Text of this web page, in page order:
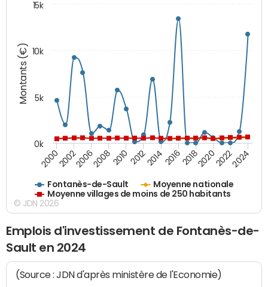
Montants (€)
Fontanès-de-Sault
Moyenne nationale
Moyenne villages de moins de 250 habitants
20002002200620082010 2012201420162018202020222024
0k
5k
10k
15k
© JDN 2026
Emplois d'investissement de Fontanès-de-
Sault en 2024
(Source : JDN d'après ministère de l'Economie)